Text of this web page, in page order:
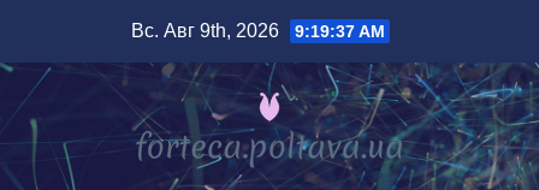
содержимому
Вс. Авг 9th, 2026 9:19:38 AM